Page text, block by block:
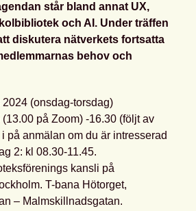
står bland annat UX,
och AI. Under träffen
diskutera nätverkets fortsatta
behov och
2024 (onsdag-torsdag)
(13.00 på Zoom) -16.30 (följt av
på anmälan om du är intresserad
2: kl 08.30-11.45.
kansli på
T-bana Hötorget,
– Malmskillnadsgatan.